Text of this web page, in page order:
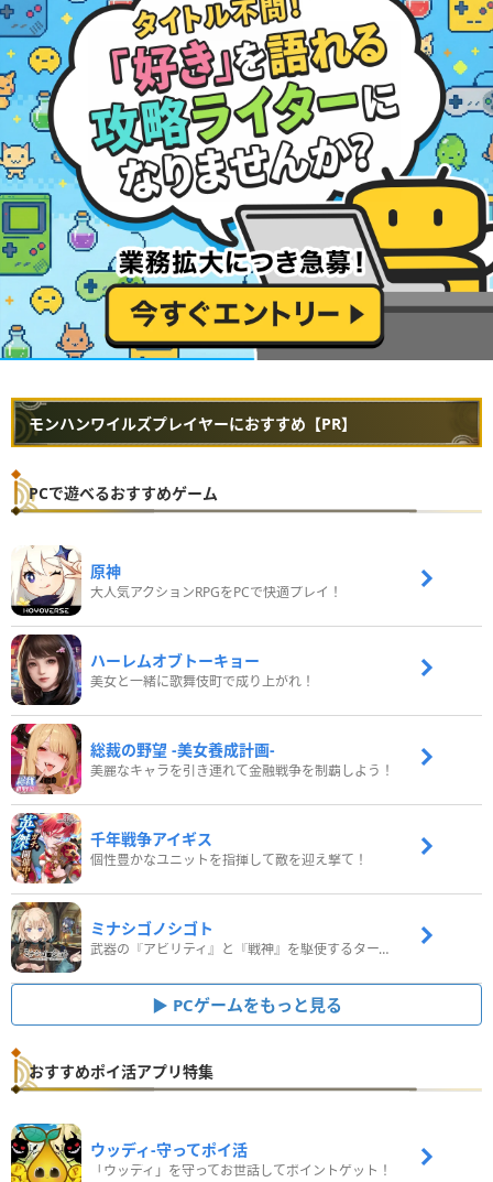
モンハンワイルズプレイヤーにおすすめ【PR】
PCで遊べるおすすめゲーム
原神
大人気アクションRPGをPCで快適プレイ！
ハーレムオブトーキョー
美女と一緒に歌舞伎町で成り上がれ！
総裁の野望 -美女養成計画-
美麗なキャラを引き連れて金融戦争を制覇しよう！
千年戦争アイギス
個性豊かなユニットを指揮して敵を迎え撃て！
ミナシゴノシゴト
武器の『アビリティ』と『戦神』を駆使するターン制コマンドバトルRPG！
PCゲームをもっと見る
おすすめポイ活アプリ特集
ウッディ‐守ってポイ活
「ウッディ」を守ってお世話してポイントゲット！